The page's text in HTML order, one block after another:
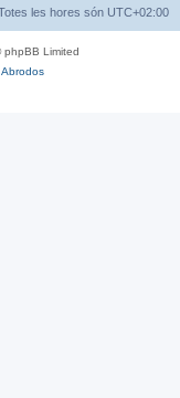
les hores són UTC+02:00
Limited